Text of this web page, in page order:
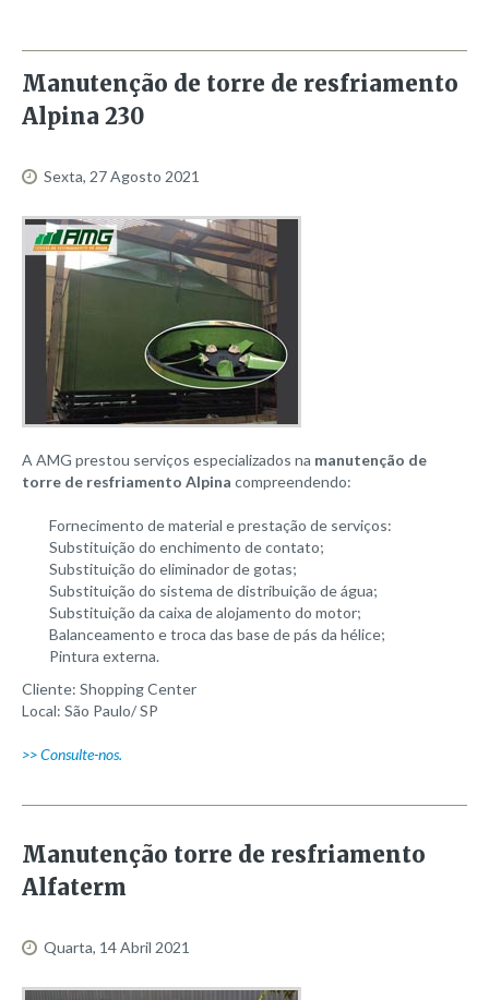
2021
2020
2019
2017
2016
2015
2014
2013
2012
2011
2010
Contato
Manutenção de torre de resfriamento
Alpina 230
Sexta, 27 Agosto 2021
A AMG prestou serviços especializados na manutenção de
torre de resfriamento Alpina compreendendo:
Fornecimento de material e prestação de serviços:
Substituição do enchimento de contato;
Substituição do eliminador de gotas;
Substituição do sistema de distribuição de água;
Substituição da caixa de alojamento do motor;
Balanceamento e troca das base de pás da hélice;
Pintura externa.
Cliente: Shopping Center
Local: São Paulo/ SP
>> Consulte-nos.
Manutenção torre de resfriamento
Alfaterm
Quarta, 14 Abril 2021